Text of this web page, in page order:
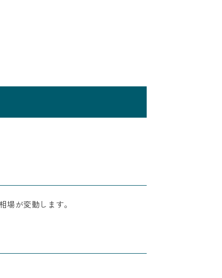
が変動します。